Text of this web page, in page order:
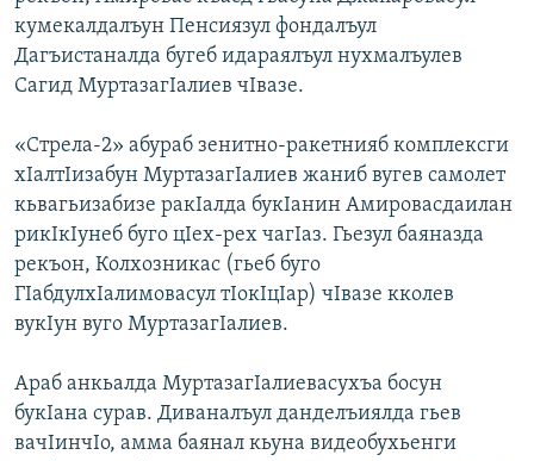
кумекалдалъун Пенсиязул фондалъул
Дагъистаналда бугеб идараялъул нухмалъулев
Сагид МуртазагIалиев чIвазе.
«Стрела-2» абураб зенитно-ракетнияб комплексги
хIалтIизабун МуртазагIалиев жаниб вугев самолет
кьвагьизабизе ракIалда букIанин Амировасдаилан
рикIкIунеб буго цIех-рех чагIаз. Гьезул баяназда
рекъон, Колхозникас (гьеб буго
ГIабдулхIалимовасул тIокIцIар) чIвазе кколев
вукIун вуго МуртазагIалиев.
Араб анкьалда МуртазагIалиевасухъа босун
букIана сурав. Диваналъул данделъиялда гьев
вачIинчIо, амма баянал кьуна видеобухьенги